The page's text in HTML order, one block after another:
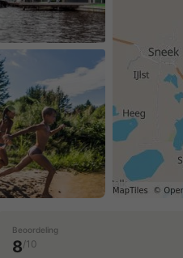
Beoordeling
8/10